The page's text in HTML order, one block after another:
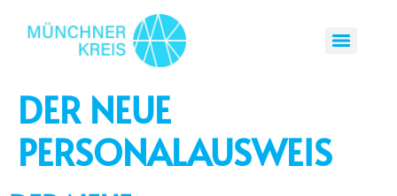
DER NEUE
PERSONALAUSWEIS